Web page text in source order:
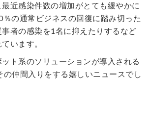
近感染件数の増加がとても緩やかに
の通常ビジネスの回復に踏み切った
者の感染を1名に抑えたりするなど
います。
ト系のソリューションが導入される
の仲間入りをする嬉しいニュースでし